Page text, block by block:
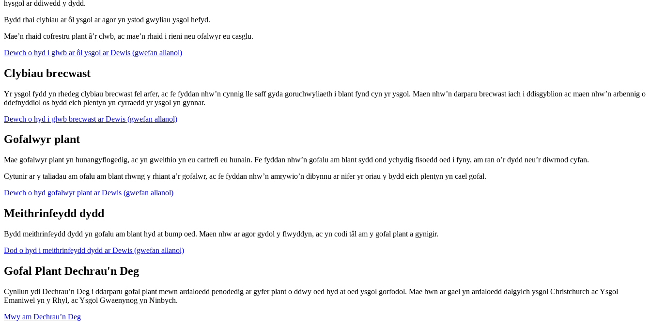
hysgol ar ddiwedd y dydd.
Bydd rhai clybiau ar ôl ysgol ar agor yn ystod gwyliau ysgol hefyd.
Mae’n rhaid cofrestru plant â’r clwb, ac mae’n rhaid i rieni neu ofalwyr eu casglu.
Dewch o hyd i glwb ar ôl ysgol ar Dewis (gwefan allanol)
Clybiau brecwast
Yr ysgol fydd yn rhedeg clybiau brecwast fel arfer, ac fe fyddan nhw’n cynnig lle saff gyda goruchwyliaeth i blant fynd cyn yr ysgol. Maen nhw’n darparu brecwast iach i ddisgyblion ac maen nhw’n arbennig o
ddefnyddiol os bydd eich plentyn yn cyrraedd yr ysgol yn gynnar.
Dewch o hyd i glwb brecwast ar Dewis (gwefan allanol)
Gofalwyr plant
Mae gofalwyr plant yn hunangyflogedig, ac yn gweithio yn eu cartrefi eu hunain. Fe fyddan nhw’n gofalu am blant sydd ond ychydig fisoedd oed i fyny, am ran o’r dydd neu’r diwrnod cyfan.
Cytunir ar y taliadau am ofalu am blant rhwng y rhiant a’r gofalwr, ac fe fyddan nhw’n amrywio’n dibynnu ar nifer yr oriau y bydd eich plentyn yn cael gofal.
Dewch o hyd gofalwyr plant ar Dewis (gwefan allanol)
Meithrinfeydd dydd
Bydd meithrinfeydd dydd yn gofalu am blant hyd at bump oed. Maen nhw ar agor gydol y flwyddyn, ac yn codi tâl am y gofal plant a gynigir.
Dod o hyd i meithrinfeydd dydd ar Dewis (gwefan allanol)
Gofal Plant Dechrau'n Deg
Cynllun ydi Dechrau’n Deg i ddarparu gofal plant mewn ardaloedd penodedig ar gyfer plant o ddwy oed hyd at oed ysgol gorfodol. Mae hwn ar gael yn ardaloedd dalgylch ysgol Christchurch ac Ysgol
Emaniwel yn y Rhyl, ac Ysgol Gwaenynog yn Ninbych.
Mwy am Dechrau’n Deg